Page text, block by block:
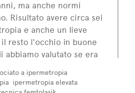
ma anche normi
Risultato avere circa sei
e anche un lieve
resto l'occhio in buone
abbiamo valutato se era
a ipermetropia
ipermetropia elevata